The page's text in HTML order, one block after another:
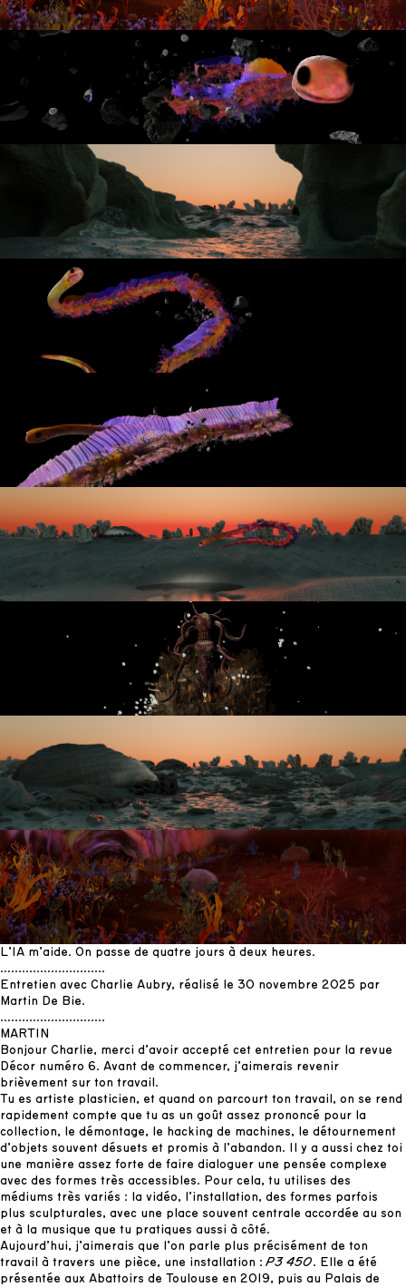
L’IA m’aide. On passe de quatre jours à deux heures.
.............................
Entretien avec Charlie Aubry, réalisé le 30 novembre 2025 par
Martin De Bie.
.............................
MARTIN
Bonjour Charlie, merci d’avoir accepté cet entretien pour la revue
Décor numéro 6. Avant de commencer, j’aimerais revenir
brièvement sur ton travail.
Tu es artiste plasticien, et quand on parcourt ton travail, on se rend
rapidement compte que tu as un goût assez prononcé pour la
collection, le démontage, le hacking de machines, le détournement
d’objets souvent désuets et promis à l’abandon. Il y a aussi chez toi
une manière assez forte de faire dialoguer une pensée complexe
avec des formes très accessibles. Pour cela, tu utilises des
médiums très variés : la vidéo, l’installation, des formes parfois
plus sculpturales, avec une place souvent centrale accordée au son
et à la musique que tu pratiques aussi à côté.
Aujourd’hui, j’aimerais que l’on parle plus précisément de ton
travail à travers une pièce, une installation :P3 450. Elle a été
présentée aux Abattoirs de Toulouse en 2019, puis au Palais de